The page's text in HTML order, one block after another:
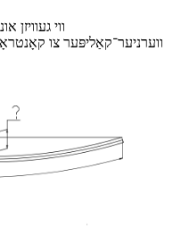
ווי
ווערניער־קאַליפּער צו